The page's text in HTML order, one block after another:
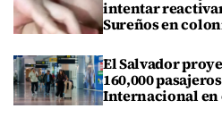
intentar
Sureños en
El Salvador
160,000
Internacional en